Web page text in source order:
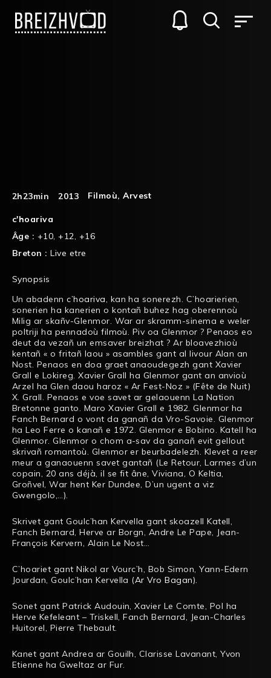
2h23min 2013 Filmoù,Arvest
c'hoariva
Âge : +10,+12, +16
Breton :Live etre
Synopsis
Un abadennc’hoariva, kan ha sonerezh. C’hoarierien,
sonerien ha kanerien o kontañ buhez hag oberennoù
Milig ar skañv-Glenmor. War ar skramm-sinema e weler
poltriji ha pennadoù filmoù. Piv oa Glenmor ? Penaos eo
deut da vezañ un emsaver breizhat ? Ar bloavezhioù
kentañ « o fritañ laou » asambles gant al livour Alan an
Nost. Penaos en doa graet anaoudegezh gant Xavier
Grall e Lokireg. Xavier Grall ha Glenmor gant an anvioù
Arzel ha Glen daou haroz « Ar Fest-Noz » (Fête de Nuit)
X. Grall. Penaos e voe savet ar gelaouenn La Nation
Bretonne ganto. Maro Xavier Grall e 1982. Glenmor ha
Fanch Bernard o vont da ganañ da Vro-Savoie. Glenmor
ha Leo Ferre o kanañ e 1972. Glenmor e Bobino. Katell ha
Glenmor. Glenmor o chom a-sav da ganañ evit gellout
skrivañ romantoù. Glenmor er beurbadelezh. Klevet a reer
meur a ganaouenn savet gantañ (Le Retour, Larmes d’un
copain, 20 ans déjà, il se fit âne, Viviana, O Keltia,
Groñvel, War hent Ker Dundee, D’un ugent a viz
Gwengolo,…).
Skrivet gant Goulc’han Kervella gant skoazell Katell,
Fanch Bernard, Herve ar Borgn, Andre Le Pape, Jean-
François Kervern, Alain Le Nost…
C’hoariet gant Nikol ar Vourc’h, Bob Simon, Yann-Edern
Jourdan, Goulc’han Kervella (Ar Vro Bagan).
Sonet gant Patrick Audouin, Xavier Le Comte, Pol ha
Herve Kefeleant – Triskell, Fanch Bernard, Jean-Charles
Huitorel, Pierre Thebault.
Kanet gant Andrea ar Gouilh, Clarisse Lavanant, Yvon
Etienne ha Gweltaz ar Fur.